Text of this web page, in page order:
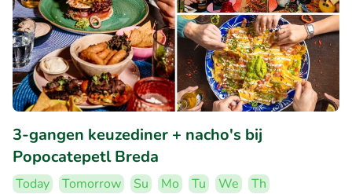
3-gangen keuzediner + nacho's bij
Popocatepetl Breda
Today Tomorrow Su Mo Tu We
Th